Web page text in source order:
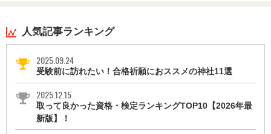
人気記事ランキング
2025.09.24
受験前に訪れたい！合格祈願におススメの神社11選
2025.12.15
取って良かった資格・検定ランキングTOP10【2026年最
新版】！